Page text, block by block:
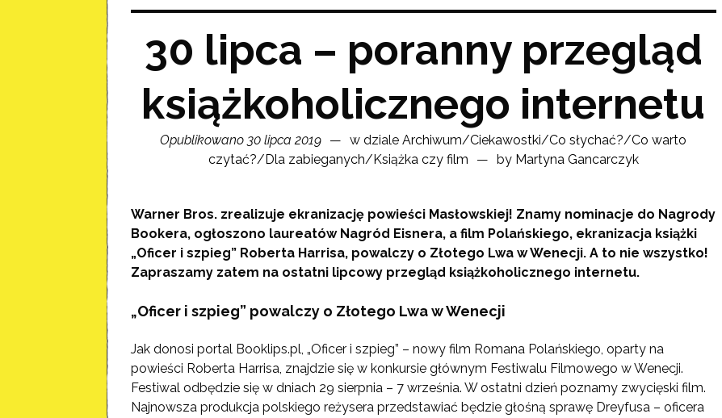
30 lipca – poranny przegląd
książkoholicznego internetu
Opublikowano 30 lipca 2019 w dzialeArchiwum/Ciekawostki/Co słychać?/Co warto
czytać?/ Dla zabieganych/ Książka czy film by Martyna Gancarczyk
Warner Bros. zrealizuje ekranizację powieści Masłowskiej! Znamy nominacje do Nagrody
Bookera, ogłoszono laureatów Nagród Eisnera, a film Polańskiego, ekranizacja książki
„Oficer i szpieg” Roberta Harrisa, powalczy o Złotego Lwa w Wenecji. A to nie wszystko!
Zapraszamy zatem na ostatni lipcowy przegląd książkoholicznego internetu.
„Oficer i szpieg” powalczy o Złotego Lwa w Wenecji
Jak donosi portal Booklips.pl, „Oficer i szpieg” – nowy film Romana Polańskiego, oparty na
powieści Roberta Harrisa, znajdzie się w konkursie głównym Festiwalu Filmowego w Wenecji.
Festiwal odbędzie się w dniach 29 sierpnia – 7 września. W ostatni dzień poznamy zwycięski film.
Najnowsza produkcja polskiego reżysera przedstawiać będzie głośną sprawę Dreyfusa – oficera